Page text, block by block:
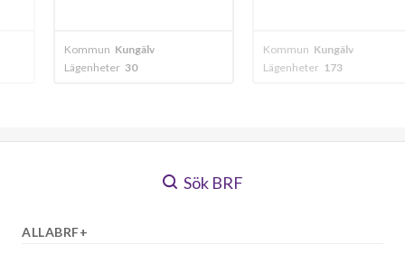
Kommun
Lägenheter
Kommun
Lägenheter
Sök BRF
ALLABRF+